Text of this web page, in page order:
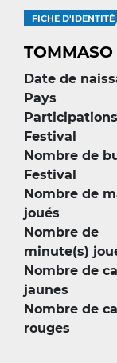
FICHE D'IDENTITÉ
TOMMASO
Date de
Pays
Festival
Nombre de
Festival
Nombre de
joués
Nombre de
minute(s)
Nombre de
jaunes
Nombre de
rouges